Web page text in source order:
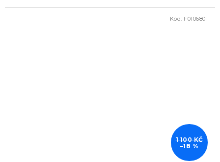
1 100 KČ
–18 %
Kód: F0106801